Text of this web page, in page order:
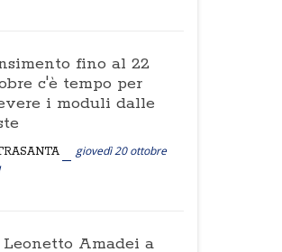
fino al 22
c'è tempo per
i moduli dalle
giovedì 20 ottobre
Leonetto Amadei a